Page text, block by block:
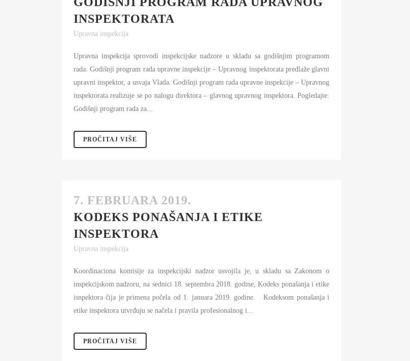
FINANSIJSKO UPRAVLJANJE I
KONTROLA
INSPEKTORATA
Upravna inspekcija
Upravna inspekcija sprovodi inspekcijske nadzore u skladu sa godišnjim programom
rada. Godišnji program rada upravne inspekcije – Upravnog inspektorata predlaže glavni
upravni inspektor, a usvaja Vlada. Godišnji program rada upravne inspekcije – Upravnog
inspektorata realizuje se po nalogu direktora – glavnog upravnog inspektora. Pogledajte:
Godišnji program rada za...
PROČITAJ VIŠE
7. FEBRUARA 2019.
KODEKS PONAŠANJA I ETIKE
INSPEKTORA
Upravna inspekcija
Koordinaciona komisije za inspekcijski nadzor usvojila je, u skladu sa Zakonom o
inspekcijskom nadzoru, na sednici 18. septembra 2018. godine, Kodeks ponašanja i etike
isnpektora čija je primena počela od 1. januara 2019. godine. Kodeksom ponašanja i
etike inspektora utvrđuju se načela i pravila profesionalnog i...
PROČITAJ VIŠE